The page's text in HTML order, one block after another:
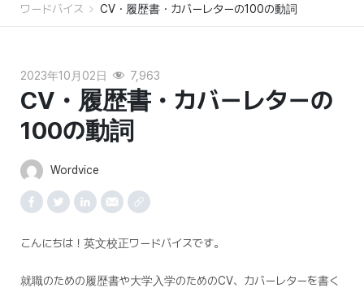
ワードバイス CV・履歴書・カバーレターの100の動詞
2023年10月02日 7,963
CV・履歴書・カバーレターの
100の動詞
Wordvice
こんにちは！英文校正ワードバイスです。
就職のための履歴書や大学入学のためのCV、カバーレターを書く